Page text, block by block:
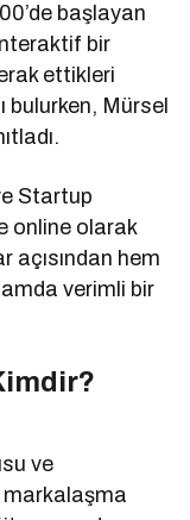
başlayan
bir
ettikleri
bulurken, Mürsel
Startup
online olarak
açısından hem
verimli bir
ve
markalaşma